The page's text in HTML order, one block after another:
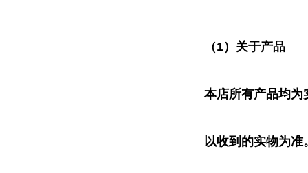
（1）关于产品
本店所有产品均为
以收到的实物为准